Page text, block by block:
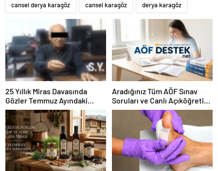
cansel derya karagöz cansel karagöz derya karagöz
25 Yıllık Miras Davasında
Gözler Temmuz Ayındaki
Karar Duruşmasına Çevrildi
Aradığınız Tüm AÖF Sınav
Soruları ve Canlı Açıköğretim
Forumu Burada